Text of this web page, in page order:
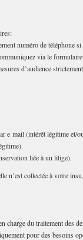
numéro de téléphone
via le
d’audience
e mail (intérêt légitime et/
liée à un litige).
collectée à votre
charge du traitement des
pour des besoins